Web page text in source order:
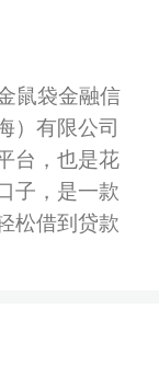
鼠袋金融信
）有限公司
台，也是花
子，是一款
松借到贷款